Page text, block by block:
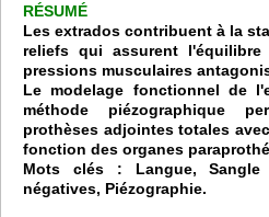
RÉSUMÉ
Les extrados contribuent à la
reliefs qui assurent
pressions musculaires
Le modelage fonctionnel de
méthode piézographique
prothèses adjointes totales
fonction des organes
Mots clés : Langue, Sangle
négatives, Piézographie.